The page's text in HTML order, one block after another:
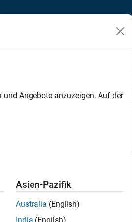
Infrastructure and Architecture
. Wenn Sie noch immer keine
unseres
Standort, um alle
Angebote anzuzeigen. Auf der
Asien-Pazifik
Australia (English)
India (English)